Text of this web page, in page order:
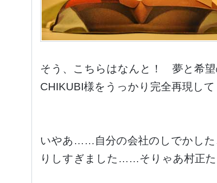
そう、こちらはなんと！ 夢と希
CHIKUBI様をうっかり完全再現し
いやあ……自分の会社のしでかし
りしすぎました……そりゃあ村正